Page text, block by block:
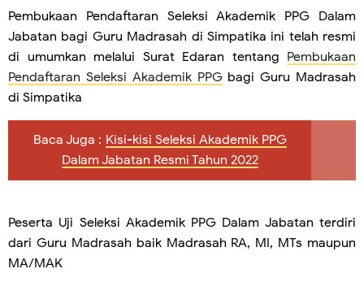
Pembukaan Pendaftaran Seleksi Akademik PPG Dalam
Jabatan bagi Guru Madrasah di Simpatika ini telah resmi
di umumkan melalui Surat Edaran tentang Pembukaan
Pendaftaran Seleksi Akademik PPGbagi Guru Madrasah
di Simpatika
Baca Juga : Kisi-kisi Seleksi Akademik PPG
Dalam Jabatan Resmi Tahun 2022
Peserta Uji Seleksi Akademik PPG Dalam Jabatan terdiri
dari Guru Madrasah baik Madrasah RA, MI, MTs maupun
MA/MAK